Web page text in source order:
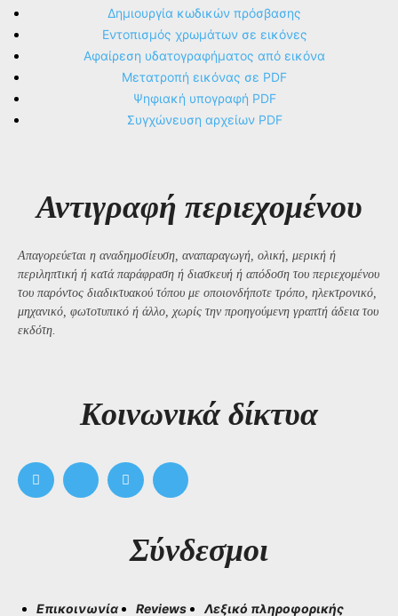
Δημιουργία κωδικών πρόσβασης
Εντοπισμός χρωμάτων σε εικόνες
Αφαίρεση υδατογραφήματος από εικόνα
Μετατροπή εικόνας σε PDF
Ψηφιακή υπογραφή PDF
Συγχώνευση αρχείων PDF
Αντιγραφή περιεχομένου
Απαγορεύεται η αναδημοσίευση, αναπαραγωγή, ολική, μερική ή
περιληπτική ή κατά παράφραση ή διασκευή ή απόδοση του περιεχομένου
του παρόντος διαδικτυακού τόπου με οποιονδήποτε τρόπο, ηλεκτρονικό,
μηχανικό, φωτοτυπικό ή άλλο, χωρίς την προηγούμενη γραπτή άδεια του
εκδότη.
Kοινωνικά δίκτυα
Σύνδεσμοι
Επικοινωνία Reviews Λεξικό πληροφορικής